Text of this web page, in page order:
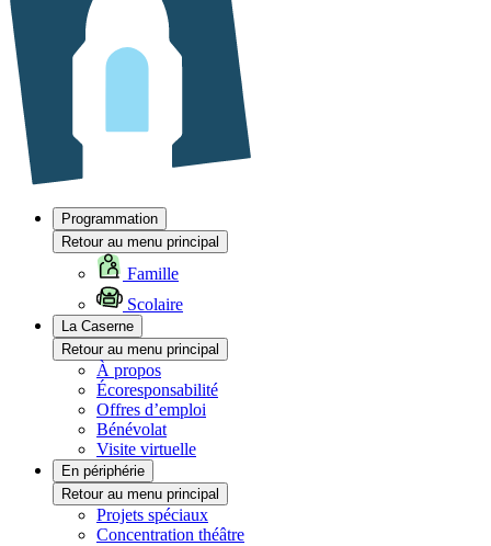
Programmation
Retour au menu principal
Famille
Scolaire
La Caserne
Retour au menu principal
À propos
Écoresponsabilité
Offres d’emploi
Bénévolat
Visite virtuelle
En périphérie
Retour au menu principal
Projets spéciaux
Concentration théâtre